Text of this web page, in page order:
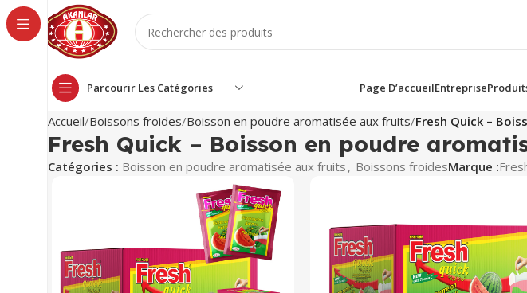
Parcourir Les Catégories Page D’accueilEntreprise
Accueil Boissons froides Boisson en poudre aromatisée aux fruits Fresh Quick –
Fresh Quick – Boisson en poudre
Catégories : Boisson en poudre aromatisée aux fruits , Boissons froidesMarque :